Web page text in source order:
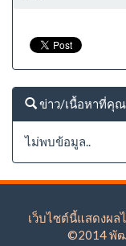
ข่าว/เนื้อหาที่คุณ
ไม่พบข้อมูล..
เว็บไซต์นี้แสดงผล
©2014 พัฒ